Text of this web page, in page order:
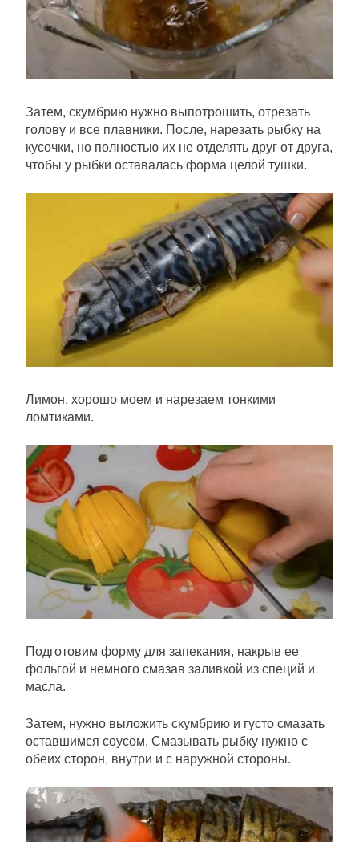
Затем, скумбрию нужно выпотрошить, отрезать
голову и все плавники. После, нарезать рыбку на
кусочки, но полностью их не отделять друг от друга,
чтобы у рыбки оставалась форма целой тушки.
Лимон, хорошо моем и нарезаем тонкими
ломтиками.
Подготовим форму для запекания, накрыв ее
фольгой и немного смазав заливкой из специй и
масла.
Затем, нужно выложить скумбрию и густо смазать
оставшимся соусом. Смазывать рыбку нужно с
обеих сторон, внутри и с наружной стороны.